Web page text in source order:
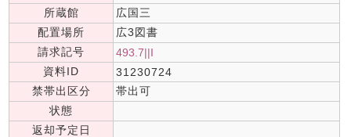
所蔵館
広国三
配置場所
広3図書
請求記号
493.7||I
資料ID
31230724
禁帯出区分
帯出可
状態
返却予定日